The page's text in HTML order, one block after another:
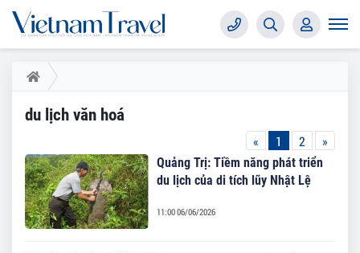
du lịch văn hoá
« 1 2 »
Quảng Trị: Tiềm năng phát triển
du lịch của di tích lũy Nhật Lệ
11:00 06/06/2026